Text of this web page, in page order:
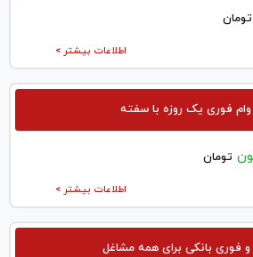
تومان
اطلاعات بیشتر >
وام فوری یک روزه با سفته
تومان
اطلاعات بیشتر >
و فوری بانکی برای همه مشاغل